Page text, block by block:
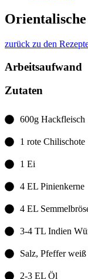
zurück zu den
Arbeitsaufwand
Zutaten
600g Hackfleisch
1 rote Chilischote
1 Ei
4 EL Pinienkerne
4 EL
3-4 TL Indien
Salz, Pfeffer weiß
2-3 EL Öl